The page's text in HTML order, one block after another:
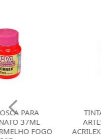
TINTA FOSCA PARA
ARTESANATO 37ML
ACRILEX AMARELO OURO